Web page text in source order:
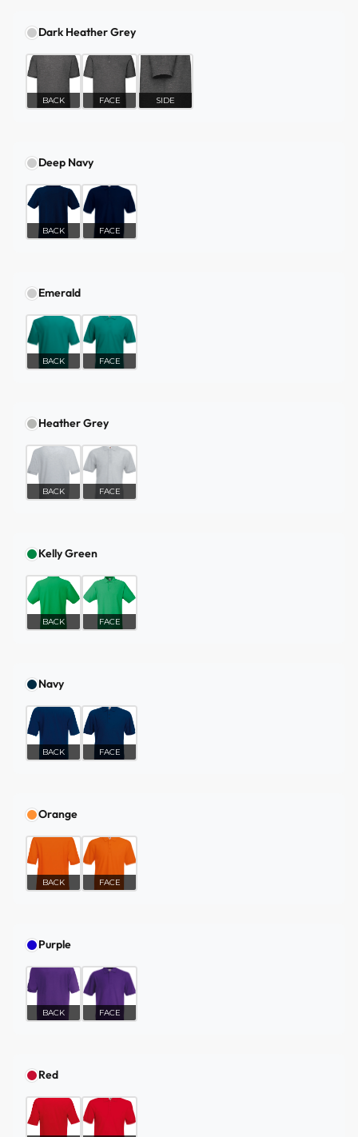
Dark Heather Grey
BACK FACE SIDE
Deep Navy
BACK FACE
Emerald
BACK FACE
Heather Grey
BACK FACE
Kelly Green
BACK FACE
Navy
BACK FACE
Orange
BACK FACE
Purple
BACK FACE
Red